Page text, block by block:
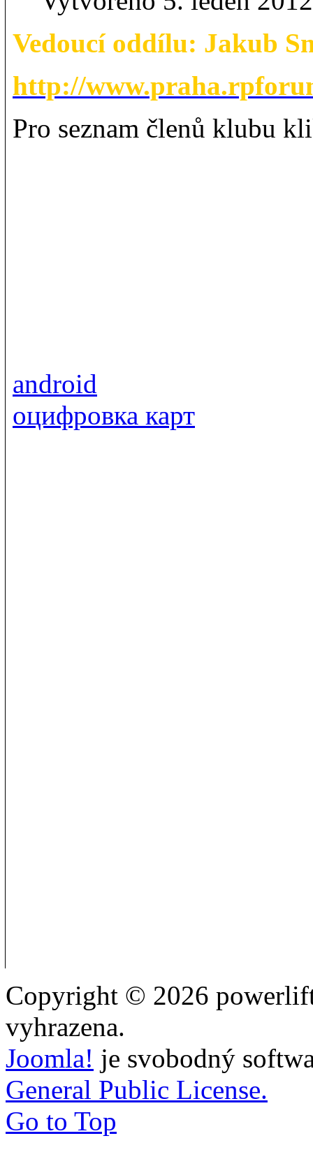
Vedoucí oddílu: Jakub
http://
Pro seznam členů klubu
android
оцифровка карт
Copyright © 2026
vyhrazena.
Joomla! je svobodný
General Public License.
Go to Top